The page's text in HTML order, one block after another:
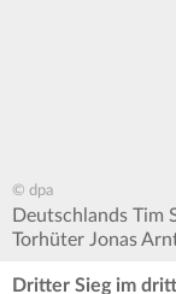
© dpa
Deutschlands Tim
Torhüter Jonas
Dritter Sieg im